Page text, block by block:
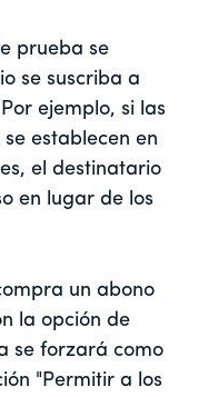
prueba se
se suscriba a
ejemplo, si las
establecen en
el destinatario
en lugar de los
un abono
la opción de
se forzará como
"Permitir a los